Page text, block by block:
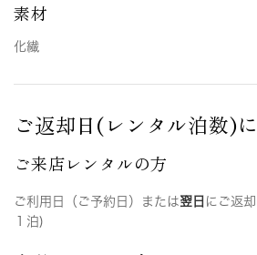
素材
化繊
ご返却日(レンタル泊数)
ご来店レンタルの方
ご利用日（ご予約日）または翌日 にご返
１泊)